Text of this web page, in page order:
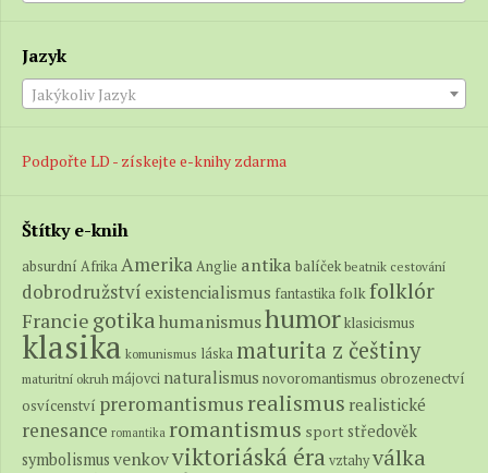
Jazyk
Jakýkoliv Jazyk
Podpořte LD - získejte e-knihy zdarma
Štítky e-knih
absurdní AfrikaAmerikaAnglie antika balíček beatnik cestování
dobrodružství existencialismus fantastika folkfolklór
Francie gotikahumanismushumorklasicismus
klasika komunismus láskamaturita z češtiny
maturitní okruh májovci naturalismus novoromantismus obrozenectví
osvícenství preromantismusrealismus realistické
renesance romantika romantismus sport středověk
symbolismus venkovviktoriáská éravztahyválka